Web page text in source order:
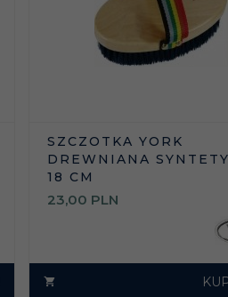
SZCZOTKA YORK
DREWNIANA
18 CM
23,00 PLN